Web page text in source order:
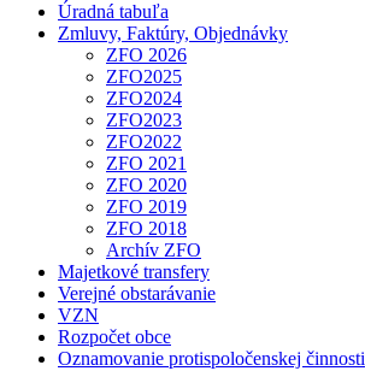
Úradná tabuľa
Zmluvy, Faktúry, Objednávky
ZFO 2026
ZFO2025
ZFO2024
ZFO2023
ZFO2022
ZFO 2021
ZFO 2020
ZFO 2019
ZFO 2018
Archív ZFO
Majetkové transfery
Verejné obstarávanie
VZN
Rozpočet obce
Oznamovanie protispoločenskej činnosti